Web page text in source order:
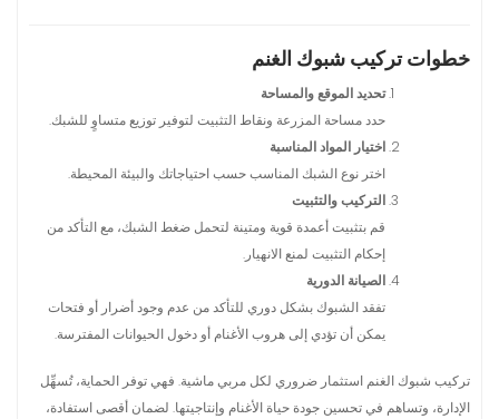
خطوات تركيب شبوك الغنم
تحديد الموقع والمساحة
حدد مساحة المزرعة ونقاط التثبيت لتوفير توزيع متساوٍ للشبك.
اختيار المواد المناسبة
اختر نوع الشبك المناسب حسب احتياجاتك والبيئة المحيطة.
التركيب والتثبيت
قم بتثبيت أعمدة قوية ومتينة لتحمل ضغط الشبك، مع التأكد من
إحكام التثبيت لمنع الانهيار.
الصيانة الدورية
تفقد الشبوك بشكل دوري للتأكد من عدم وجود أضرار أو فتحات
يمكن أن تؤدي إلى هروب الأغنام أو دخول الحيوانات المفترسة.
تركيب شبوك الغنم استثمار ضروري لكل مربي ماشية. فهي توفر الحماية، تُسهِّل
الإدارة، وتساهم في تحسين جودة حياة الأغنام وإنتاجيتها. لضمان أقصى استفادة،